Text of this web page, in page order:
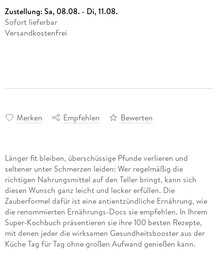
Zustellung:Sa, 08.08. - Di, 11.08.
Sofort lieferbar
Versandkostenfrei
Merken Empfehlen Bewerten
Länger fit bleiben, überschüssige Pfunde verlieren und
seltener unter Schmerzen leiden: Wer regelmäßig die
richtigen Nahrungsmittel auf den Teller bringt, kann sich
diesen Wunsch ganz leicht und lecker erfüllen. Die
Zauberformel dafür ist eine antientzündliche Ernährung, wie
die renommierten Ernährungs-Docs sie empfehlen. In Ihrem
Super-Kochbuch präsentieren sie ihre 100 besten Rezepte,
mit denen jeder die wirksamen Gesundheitsbooster aus der
Küche Tag für Tag ohne großen Aufwand genießen kann.